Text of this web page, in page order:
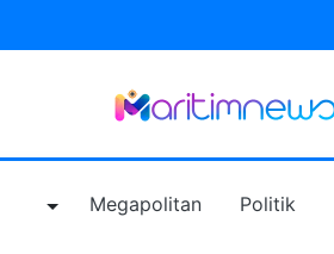
Megapolitan Politik